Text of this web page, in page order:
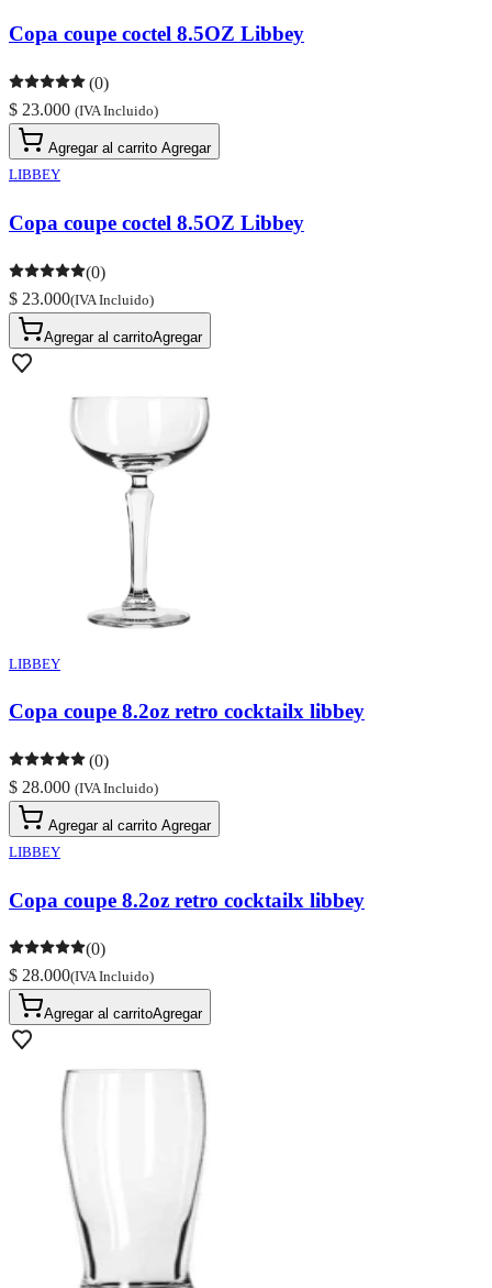
Copa coupe coctel 8.5OZ Libbey
(0)
$ 23.000 (IVA Incluido)
Agregar al carrito Agregar
LIBBEY
Copa coupe coctel 8.5OZ Libbey
(0)
$ 23.000(IVA Incluido)
Agregar al carritoAgregar
LIBBEY
Copa coupe 8.2oz retro cocktailx libbey
(0)
$ 28.000 (IVA Incluido)
Agregar al carrito Agregar
LIBBEY
Copa coupe 8.2oz retro cocktailx libbey
(0)
$ 28.000(IVA Incluido)
Agregar al carritoAgregar